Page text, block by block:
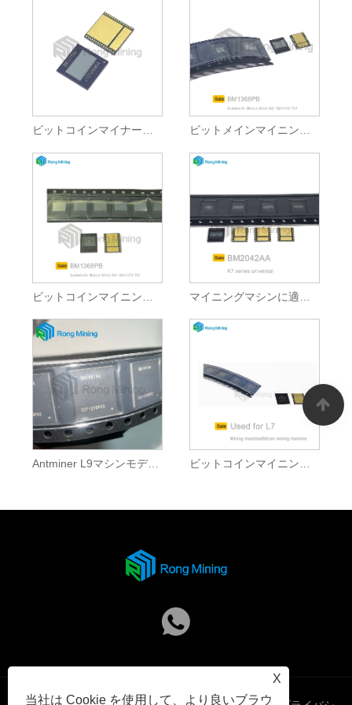
ビットコインマイナーに適したASICマイナーチップ ビットメインマイニングマシンに適したANT ASICチップ
Antminer L9マシンモデル用のBM1491AA ASICチップ
X
当社は Cookie を使用して、より良いブラウ